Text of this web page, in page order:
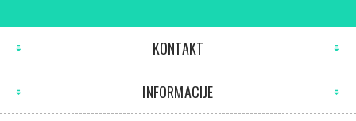
KONTAKT
INFORMACIJE